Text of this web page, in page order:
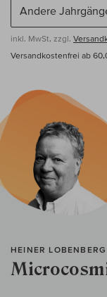
inkl. MwSt, zzgl.
Versandkostenfrei ab
HEINER